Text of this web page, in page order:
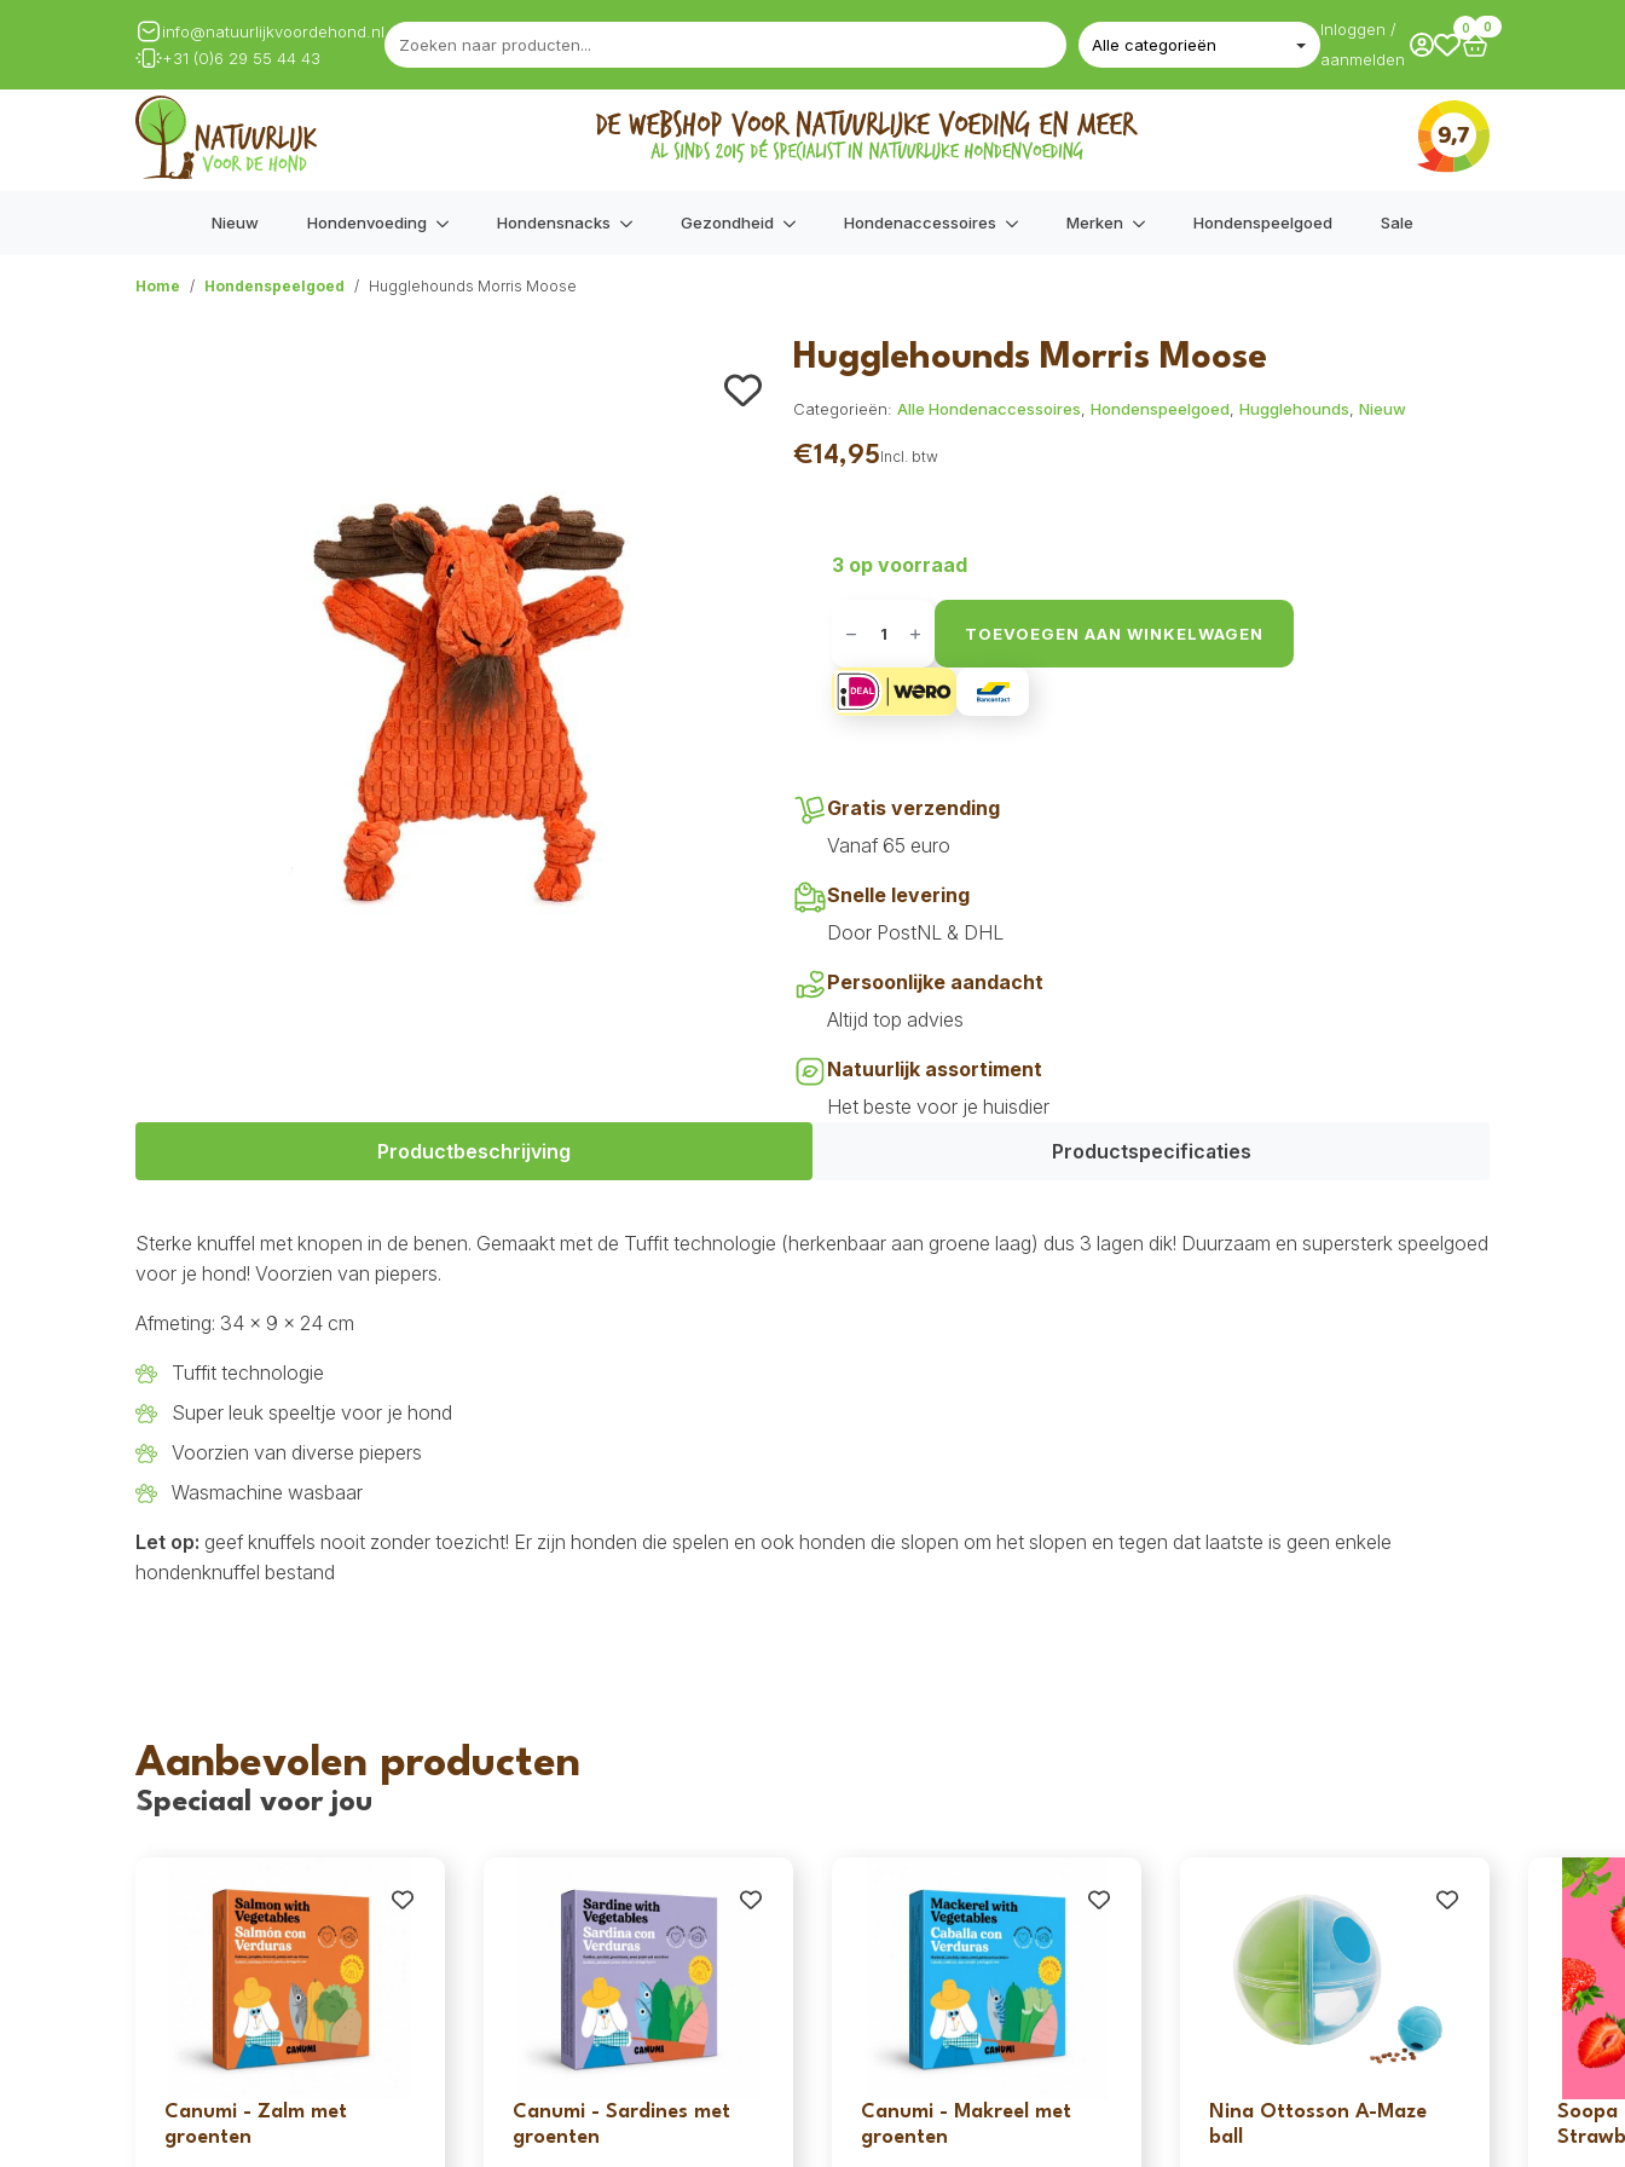
info@natuurlijkvoordehond.nl
+31 (0)6 29 55 44 43
Inloggen /
aanmelden
0 0
Nieuw Hondenvoeding Hondensnacks Gezondheid Hondenaccessoires Merken Hondenspeelgoed Sale
Home Hondenspeelgoed Hugglehounds Morris Moose
Hugglehounds Morris Moose
Categorieën: Alle Hondenaccessoires Hondenspeelgoed Hugglehounds Nieuw
€14,95Incl. btw
3 op voorraad
Hugglehounds
Morris
Moose
aantal
TOEVOEGEN AAN WINKELWAGEN
Gratis verzending
Vanaf 65 euro
Snelle levering
Door PostNL & DHL
Persoonlijke aandacht
Altijd top advies
Natuurlijk assortiment
Het beste voor je huisdier
Productbeschrijving
Productspecificaties
Sterke knuffel met knopen in de benen. Gemaakt met de Tuffit technologie (herkenbaar aan groene laag) dus 3 lagen dik! Duurzaam en supersterk speelgoed
voor je hond! Voorzien van piepers.
Afmeting: 34 x 9 x 24 cm
Tuffit technologie
Super leuk speeltje voor je hond
Voorzien van diverse piepers
Wasmachine wasbaar
Let op: geef knuffels nooit zonder toezicht! Er zijn honden die spelen en ook honden die slopen om het slopen en tegen dat laatste is geen enkele
hondenknuffel bestand
Aanbevolen producten
Speciaal voor jou
Canumi - Zalm met
groenten
Canumi - Sardines met
groenten
Canumi - Makreel met
groenten
Nina Ottosson A-Maze
ball
Soopa